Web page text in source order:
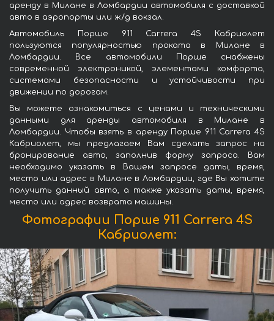
аренду в Милане в Ломбардии автомобиля с доставкой
авто в аэропорты или ж/д вокзал.
Автомобиль Порше 911 Carrera 4S Кабриолет
пользуются популярностью проката в Милане в
Ломбардии. Все автомобили Порше снабжены
современной электроникой, элементами комфорта,
системами безопасности и устойчивости при
движении по дорогам.
Вы можете ознакомиться с ценами и техническими
данными для аренды автомобиля в Милане в
Ломбардии. Чтобы взять в аренду Порше 911 Carrera 4S
Кабриолет, мы предлагаем Вам сделать запрос на
бронирование авто, заполнив форму запроса. Вам
необходимо указать в Вашем запросе даты, время,
место или адрес в Милане в Ломбардии, где Вы хотите
получить данный авто, а также указать даты, время,
место или адрес возврата машины.
Фотографии Порше 911 Carrera 4S
Кабриолет: